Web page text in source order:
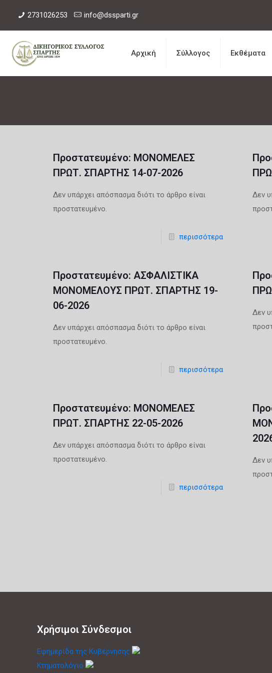
2731026253 info@dssparti.gr
Αρχική Σύλλογος Εκθέματα
Πρoστατευμένο: ΜΟΝΟΜΕΛΕΣ
ΠΡΩΤ. ΣΠΑΡΤΗΣ 14-07-2026
Δεν υπάρχει απόσπασμα διότι το άρθρο είναι
προστατευμένο.
περισσότερα
Δεν
Πρoστατευμένο: ΑΣΦΑΛΙΣΤΙΚΑ
ΜΟΝΟΜΕΛΟΥΣ ΠΡΩΤ. ΣΠΑΡΤΗΣ 19-
06-2026
Δεν υπάρχει απόσπασμα διότι το άρθρο είναι
προστατευμένο.
περισσότερα
Δεν
Πρoστατευμένο: ΜΟΝΟΜΕΛΕΣ
ΠΡΩΤ. ΣΠΑΡΤΗΣ 22-05-2026
Δεν υπάρχει απόσπασμα διότι το άρθρο είναι
προστατευμένο.
περισσότερα
Δεν
Χρήσιμοι Σύνδεσμοι
Εφημερίδα της Κυβέρνησης
Κτηματολόγιο